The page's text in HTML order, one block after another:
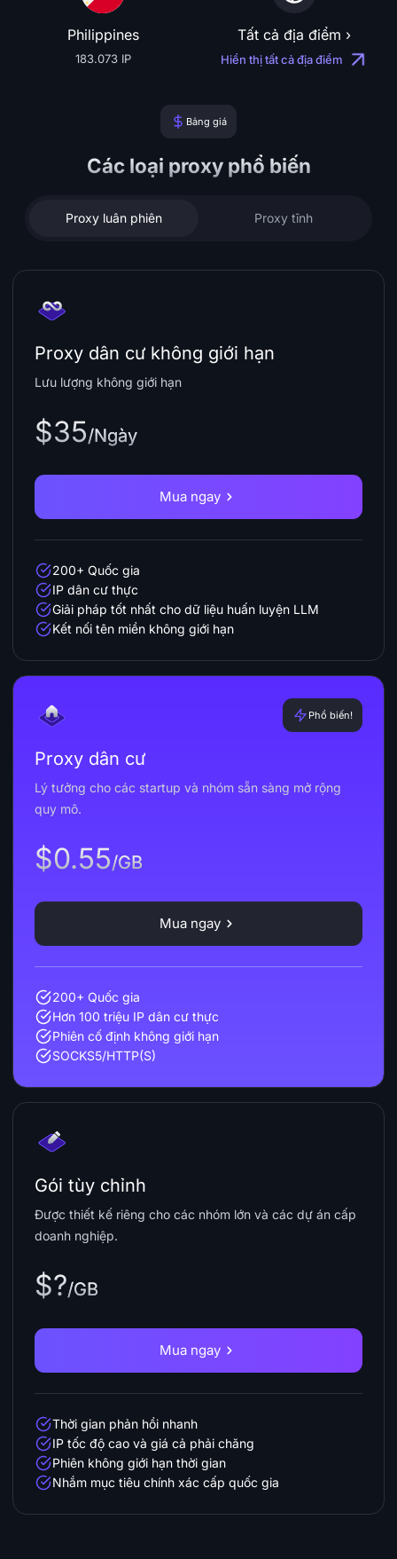
Philippines
183.073 IP
Tất cả địa điểm ›
Hiển thị tất cả địa điểm
Bảng giá
Các loại proxy phổ biến
Proxy luân phiên Proxy tĩnh
Proxy dân cư không giới hạn
Lưu lượng không giới hạn
$35/Ngày
Mua ngay
200+ Quốc gia
IP dân cư thực
Giải pháp tốt nhất cho dữ liệu huấn luyện LLM
Kết nối tên miền không giới hạn
Phổ biến!
Proxy dân cư
Lý tưởng cho các startup và nhóm sẵn sàng mở rộng
quy mô.
$0.55/GB
Mua ngay
200+ Quốc gia
Hơn 100 triệu IP dân cư thực
Phiên cố định không giới hạn
SOCKS5/HTTP(S)
Gói tùy chỉnh
Được thiết kế riêng cho các nhóm lớn và các dự án cấp
doanh nghiệp.
$?/GB
Mua ngay
Thời gian phản hồi nhanh
IP tốc độ cao và giá cả phải chăng
Phiên không giới hạn thời gian
Nhắm mục tiêu chính xác cấp quốc gia